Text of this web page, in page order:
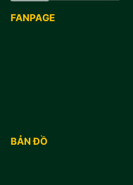
FANPAGE
BẢN ĐỒ